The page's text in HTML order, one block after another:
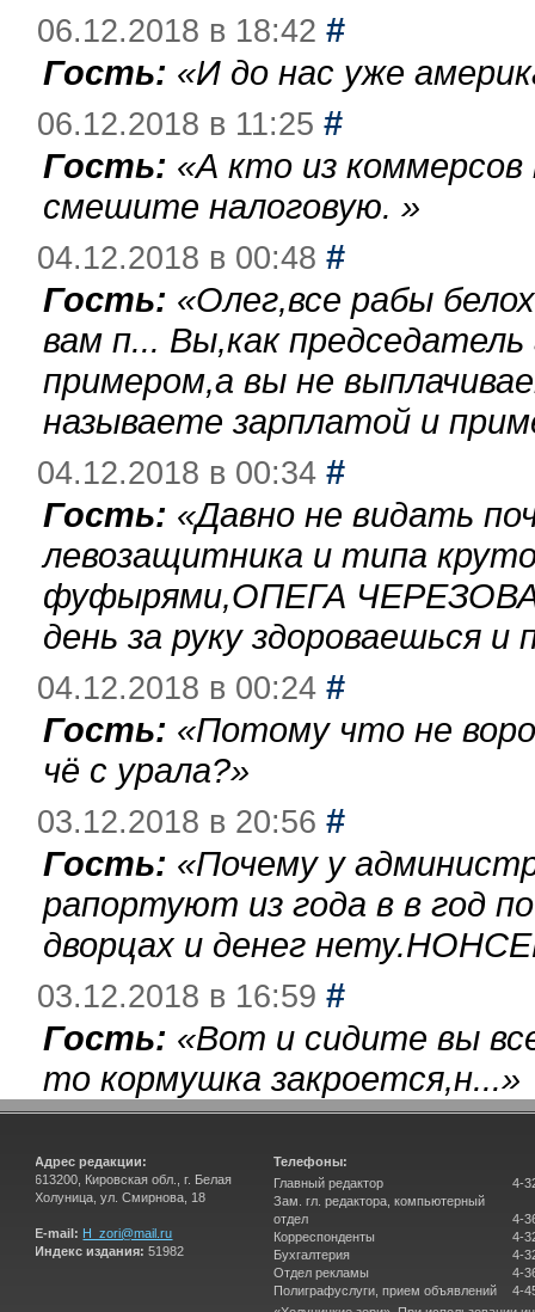
06.12.2018 в 18:42 #
Гость: «И до нас уже
06.12.2018 в 11:25 #
Гость: «А кто из
смешите налоговую. »
04.12.2018 в 00:48 #
Гость: «Олег,все рабы
вам п... Вы,как
примером,а вы не
называете зарплатой и
04.12.2018 в 00:34 #
Гость: «Давно не видать
левозащитника и типа
фуфырями,ОПЕГА
день за руку здороваешься
04.12.2018 в 00:24 #
Гость: «Потому что не
чё с урала?»
03.12.2018 в 20:56 #
Гость: «Почему у
рапортуют из года в в год
дворцах и денег
03.12.2018 в 16:59 #
Гость: «Вот и сидите вы
то кормушка закроется,н...»
Адрес редакции:
613200, Кировская обл., г. Белая
Холуница, ул. Смирнова, 18
E-mail: H_zori@mail.ru
Индекс издания: 51982
Телефоны:
Главный редактор
Зам. гл. редактора, компьютерный
отдел
Корреспонденты
Бухгалтерия
Отдел рекламы
Полиграфуслуги, прием объявлений
4-
4-
4-
4-
4-
4-